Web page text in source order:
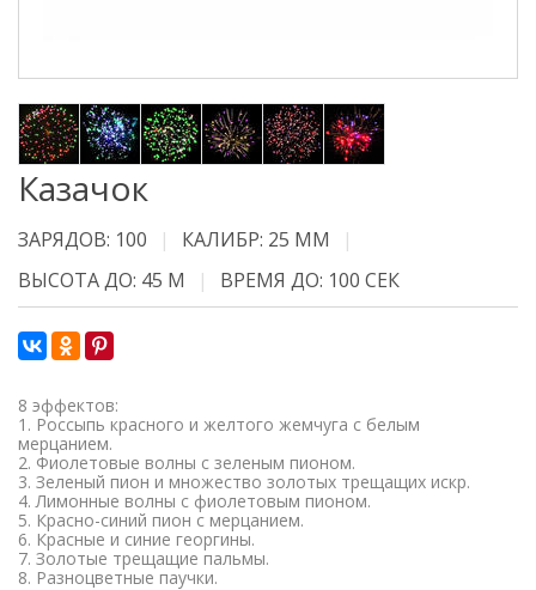
Казачок
ЗАРЯДОВ: 100
КАЛИБР: 25 ММ
ВЫСОТА ДО: 45 М
ВРЕМЯ ДО: 100 СЕК
8 эффектов:
1. Россыпь красного и желтого жемчуга с белым
мерцанием.
2. Фиолетовые волны с зеленым пионом.
3. Зеленый пион и множество золотых трещащих искр.
4. Лимонные волны с фиолетовым пионом.
5. Красно-синий пион с мерцанием.
6. Красные и синие георгины.
7. Золотые трещащие пальмы.
8. Разноцветные паучки.